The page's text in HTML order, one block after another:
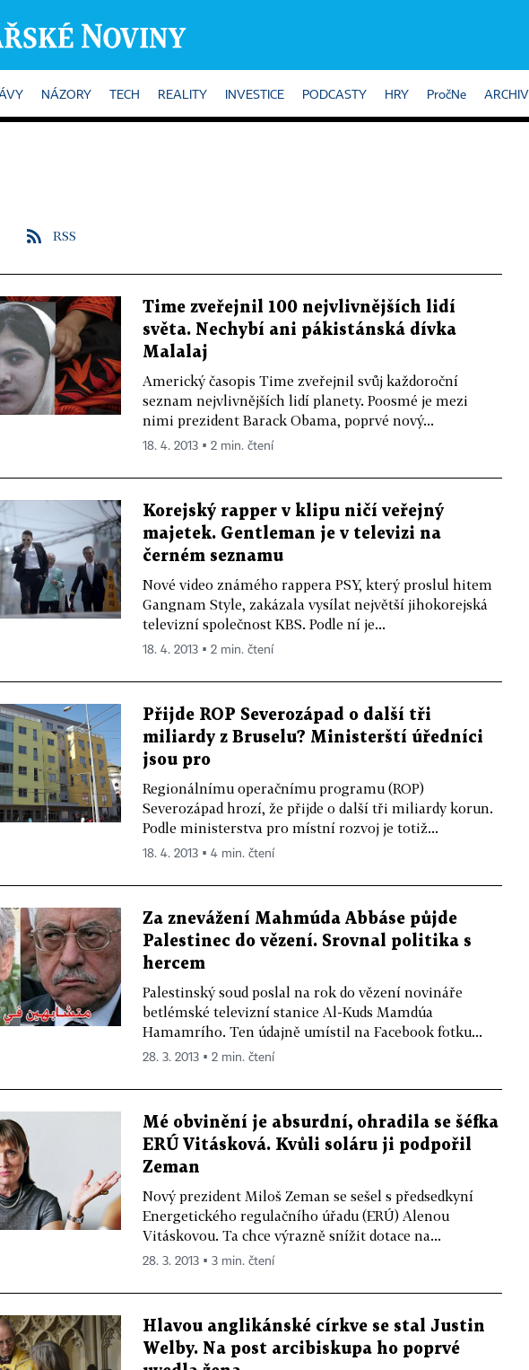
NÁZORY TECH REALITY INVESTICE PODCASTY HRY PročNe ARCHIV
RSS
Time zveřejnil 100 nejvlivnějších lidí
světa. Nechybí ani pákistánská dívka
Malalaj
Americký časopis Time zveřejnil svůj každoroční
seznam nejvlivnějších lidí planety. Poosmé je mezi
nimi prezident Barack Obama, poprvé nový...
18. 4. 2013 ▪ 2 min. čtení
Korejský rapper v klipu ničí veřejný
majetek. Gentleman je v televizi na
černém seznamu
Nové video známého rappera PSY, který proslul hitem
Gangnam Style, zakázala vysílat největší jihokorejská
televizní společnost KBS. Podle ní je...
18. 4. 2013 ▪ 2 min. čtení
Přijde ROP Severozápad o další tři
miliardy z Bruselu? Ministerští úředníci
jsou pro
Regionálnímu operačnímu programu (ROP)
Severozápad hrozí, že přijde o další tři miliardy korun.
Podle ministerstva pro místní rozvoj je totiž...
18. 4. 2013 ▪ 4 min. čtení
Za znevážení Mahmúda Abbáse půjde
Palestinec do vězení. Srovnal politika s
hercem
Palestinský soud poslal na rok do vězení novináře
betlémské televizní stanice Al-Kuds Mamdúa
Hamamrího. Ten údajně umístil na Facebook fotku...
28. 3. 2013 ▪ 2 min. čtení
Mé obvinění je absurdní, ohradila se šéfka
ERÚ Vitásková. Kvůli soláru ji podpořil
Zeman
Nový prezident Miloš Zeman se sešel s předsedkyní
Energetického regulačního úřadu (ERÚ) Alenou
Vitáskovou. Ta chce výrazně snížit dotace na...
28. 3. 2013 ▪ 3 min. čtení
Hlavou anglikánské církve se stal Justin
Welby. Na post arcibiskupa ho poprvé